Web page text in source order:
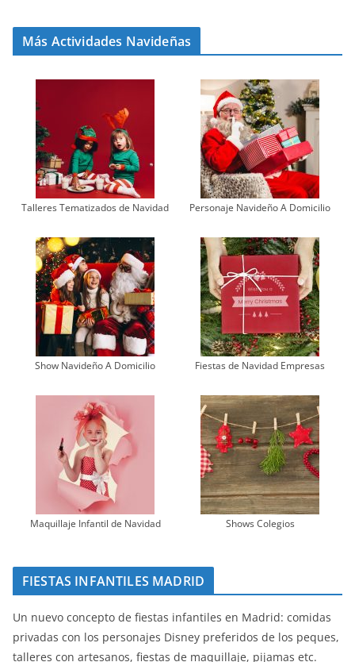
Más Actividades Navideñas
Talleres Tematizados de Navidad Personaje Navideño A Domicilio
Show Navideño A Domicilio Fiestas de Navidad Empresas
Maquillaje Infantil de Navidad Shows Colegios
FIESTAS INFANTILES MADRID
Un nuevo concepto de fiestas infantiles en Madrid: comidas
privadas con los personajes Disney preferidos de los peques,
talleres con artesanos, fiestas de maquillaje, pijamas etc.